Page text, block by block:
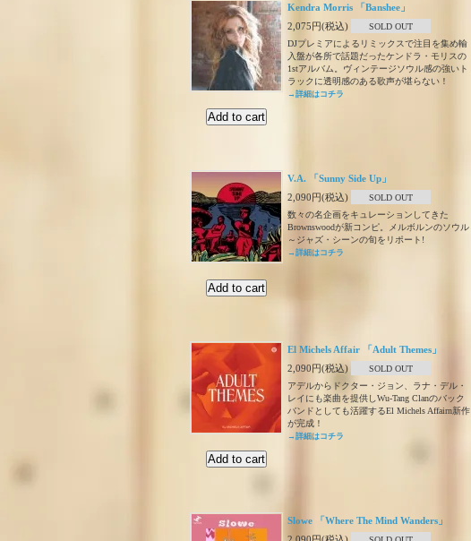
Kendra Morris 「Banshee」
2,075円(税込)
SOLD OUT
DJプレミアによるリミックスで注目を集め輸
入盤が各所で話題だったケンドラ・モリスの
1stアルバム。ヴィンテージソウル感の強いト
ラックに透明感のある歌声が堪らない！
→詳細はコチラ
V.A. 「Sunny Side Up」
2,090円(税込)
SOLD OUT
数々の名企画をキュレーションしてきた
Brownswoodが新コンピ。メルボルンのソウル
～ジャズ・シーンの旬をリポート!
→詳細はコチラ
El Michels Affair 「Adult Themes」
2,090円(税込)
SOLD OUT
アデルからドクター・ジョン、ラナ・デル・
レイにも楽曲を提供しWu-Tang Clanのバック
バンドとしても活躍するEl Michels Affairn新作
が完成！
→詳細はコチラ
Slowe 「Where The Mind Wanders」